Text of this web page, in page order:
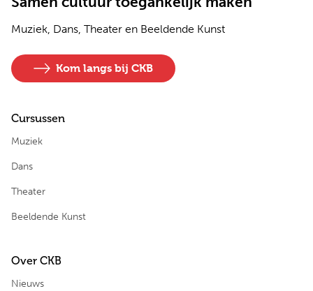
Muziek, Dans, Theater en Beeldende Kunst
Kom langs bij CKB
Cursussen
Muziek
Dans
Theater
Beeldende Kunst
Over CKB
Nieuws